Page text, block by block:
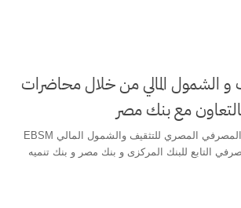
و الشمول المالي من خلال محاضرات
يتشرف نموذج النظام المصرفي المصري للتثقيف والشمول المالي EBSM
التابع للبنك المركزى و بنك مصر و بنك تنميه